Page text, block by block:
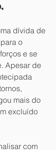
dívida de
o
e se
Apesar de
mais do
excluído
com